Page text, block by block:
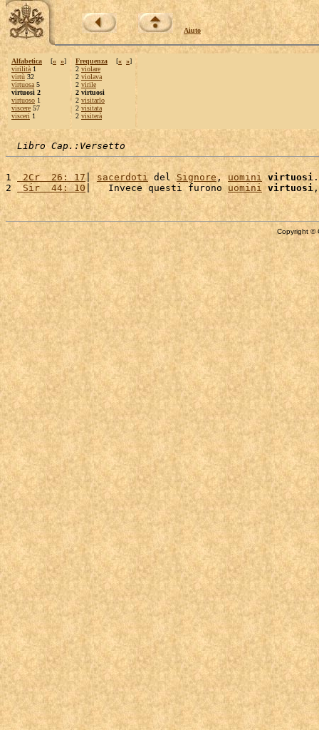
Aiuto
Alfabetica [« »]
virilità 1
virtù 32
virtuosa 5
virtuosi 2
virtuoso 1
viscere 57
visceri 1
Frequenza [« »]
2 violare
2 violava
2 virile
2 virtuosi
2 visitarlo
2 visitata
2 visiterà
Libro Cap.:Versetto
1 2Cr  26: 17| sacerdoti del Signore , uomini virtuosi
2
Sir  44: 10 |   Invece questi furono uomini virtuosi
Copyright ©